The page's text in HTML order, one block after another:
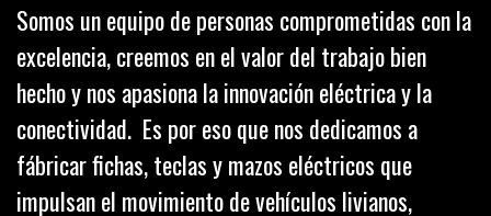
Somos un equipo de personas comprometidas con la
excelencia, creemos en el valor del trabajo bien
hecho y nos apasiona la innovación eléctrica y la
conectividad. Es por eso que nos dedicamos a
fábricar fichas, teclas y mazos eléctricos que
impulsan el movimiento de vehículos livianos,